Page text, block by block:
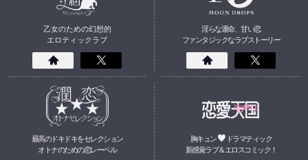
乙女のための幻想的
エロティックラブ
淫らな運命、甘い恋
ファンタジックなラブストーリー
最高のドキドキをセレクション
オトナのための恋レーベル
胸キュン
ドラマティック
新感覚ラブ＆エロスコミック！